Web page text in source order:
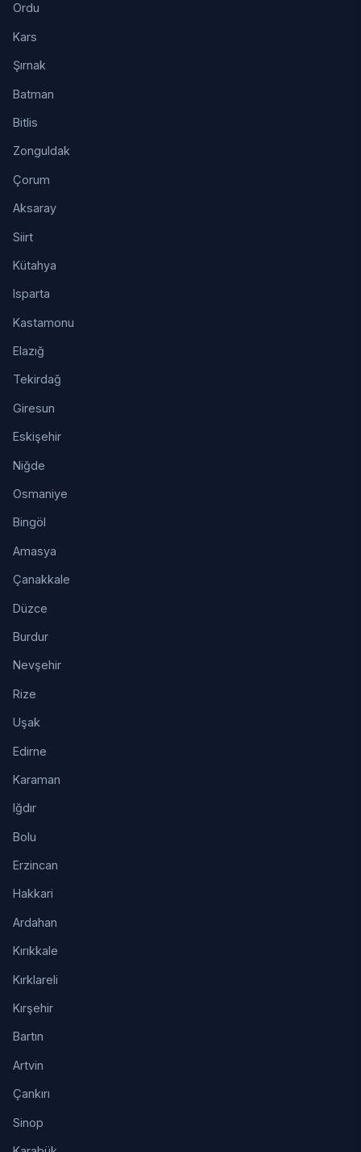
Ordu
Kars
Şırnak
Batman
Bitlis
Zonguldak
Çorum
Aksaray
Siirt
Kütahya
Isparta
Kastamonu
Elazığ
Tekirdağ
Giresun
Eskişehir
Niğde
Osmaniye
Bingöl
Amasya
Çanakkale
Düzce
Burdur
Nevşehir
Rize
Uşak
Edirne
Karaman
Iğdır
Bolu
Erzincan
Hakkari
Ardahan
Kırıkkale
Kırklareli
Kırşehir
Bartın
Artvin
Çankırı
Sinop